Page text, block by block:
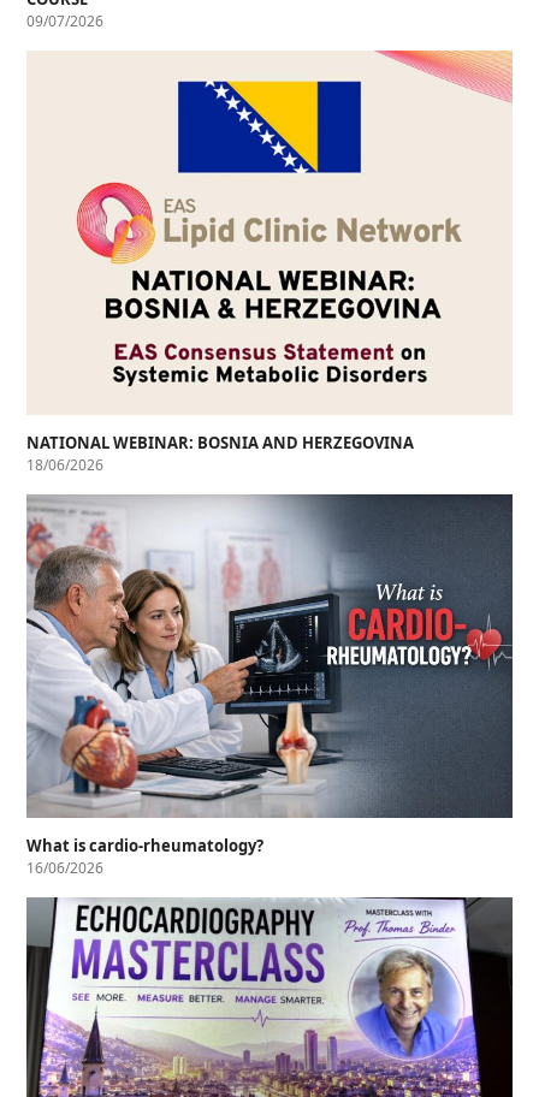
09/07/2026
NATIONAL WEBINAR: BOSNIA AND HERZEGOVINA
18/06/2026
What is cardio-rheumatology?
16/06/2026